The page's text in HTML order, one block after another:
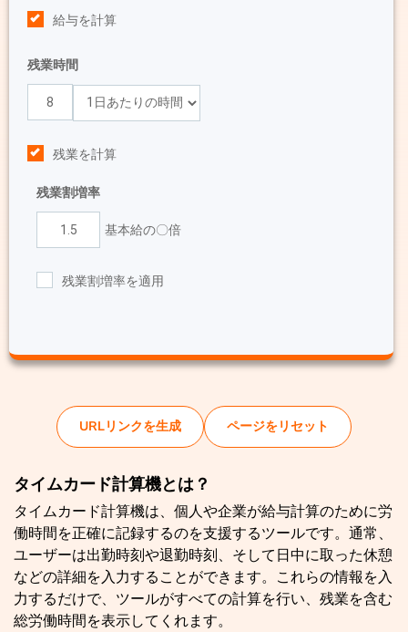
給与を計算
残業時間
残業を計算
残業割増率
基本給の〇倍
残業割増率を適用
URLリンクを生成 ページをリセット
タイムカード計算機とは？
タイムカード計算機は、個人や企業が給与計算のために労
働時間を正確に記録するのを支援するツールです。通常、
ユーザーは出勤時刻や退勤時刻、そして日中に取った休憩
などの詳細を入力することができます。これらの情報を入
力するだけで、ツールがすべての計算を行い、残業を含む
総労働時間を表示してくれます。